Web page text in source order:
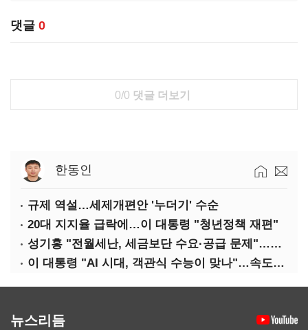
댓글 0
0/0 댓글 더보기
한동인
규제 역설…세제개편안 '누더기' 수순
20대 지지율 급락에…이 대통령 "청년정책 재편"
성기홍 "전월세난, 세금보단 수요·공급 문제"…닥공 시사
이 대통령 "AI 시대, 객관식 수능이 맞나"…속도전 '경계'
뉴스리듬